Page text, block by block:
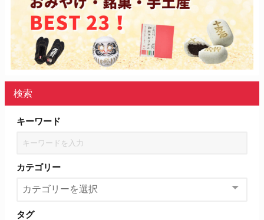
検索
キーワード
カテゴリー
タグ